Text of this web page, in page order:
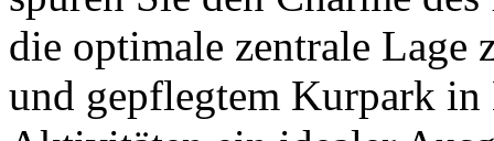
die optimale zentrale Lage
und gepflegtem Kurpark in